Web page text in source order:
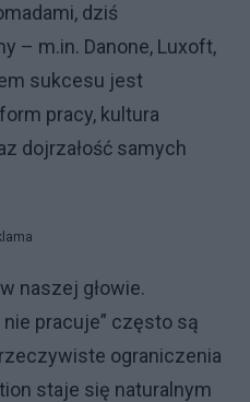
dziś
– m.in. Danone, Luxoft,
sukcesu jest
pracy, kultura
dojrzałość samych
naszej głowie.
pracuje” często są
ograniczenia
staje się naturalnym